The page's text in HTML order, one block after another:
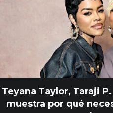
Teyana Taylor, Taraji
muestra por qué